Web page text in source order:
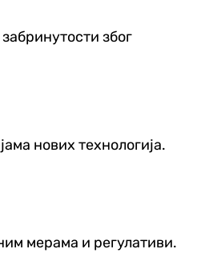
због
нових технологија.
мерама и регулативи.